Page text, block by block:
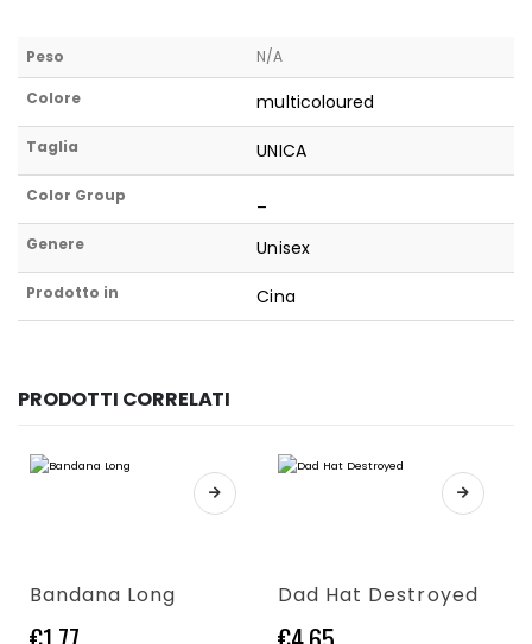
Peso N/A
Colore multicoloured
Taglia UNICA
Color Group
Genere Unisex
Prodotto in Cina
PRODOTTI CORRELATI
Questo prodotto ha più varianti. Le opzioni possono essere scelte nella pagina del prodotto
Bandana Long
Questo prodotto ha più varianti. Le opzioni possono essere scelte nella pagina del prodotto
Dad Hat Destroyed